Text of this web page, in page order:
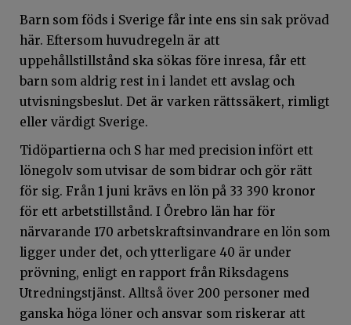
Barn som föds i Sverige får inte ens sin sak prövad
här. Eftersom huvudregeln är att
uppehållstillstånd ska sökas före inresa, får ett
barn som aldrig rest in i landet ett avslag och
utvisningsbeslut. Det är varken rättssäkert, rimligt
eller värdigt Sverige.
Tidöpartierna och S har med precision infört ett
lönegolv som utvisar de som bidrar och gör rätt
för sig. Från 1 juni krävs en lön på 33 390 kronor
för ett arbetstillstånd. I Örebro län har för
närvarande 170 arbetskraftsinvandrare en lön som
ligger under det, och ytterligare 40 är under
prövning, enligt en rapport från Riksdagens
Utredningstjänst. Alltså över 200 personer med
ganska höga löner och ansvar som riskerar att